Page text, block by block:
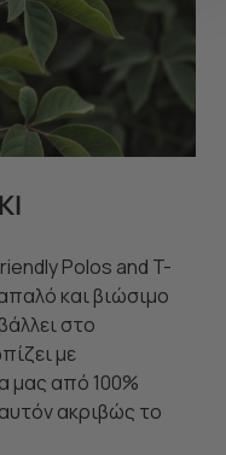
με ισχύ για το
περισσότερα
οποιαδήποτε στιγμή
Polos and T-
και βιώσιμο
στο
με
μας από 100%
ακριβώς το